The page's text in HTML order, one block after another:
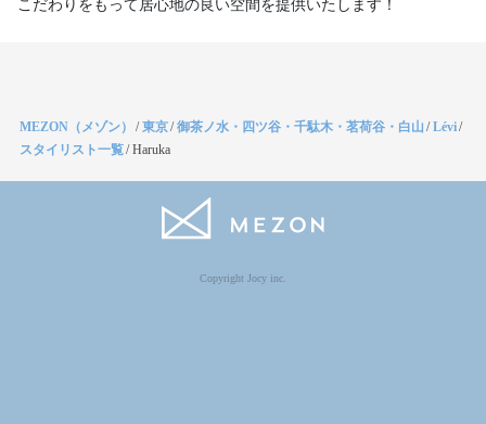
こだわりをもって居心地の良い空間を提供いたします！
MEZON（メゾン） /東京/御茶ノ水・四ツ谷・千駄木・茗荷谷・白山 /Lévi/
スタイリスト一覧/Haruka
Copyright Jocy inc.